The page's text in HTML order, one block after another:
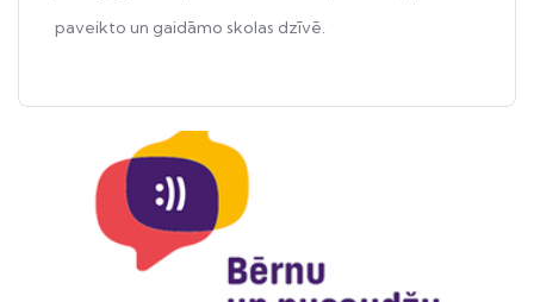
paveikto un gaidāmo skolas dzīvē.